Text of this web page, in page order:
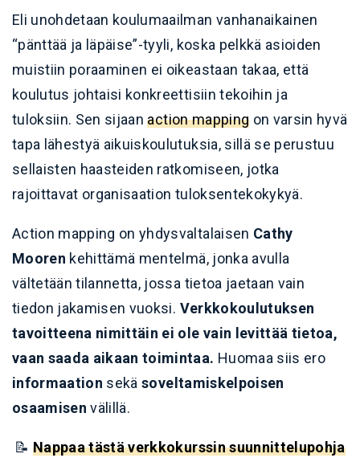
Eli unohdetaan koulumaailman vanhanaikainen
“pänttää ja läpäise”-tyyli, koska pelkkä asioiden
muistiin poraaminen ei oikeastaan takaa, että
koulutus johtaisi konkreettisiin tekoihin ja
tuloksiin. Sen sijaanaction mapping on varsin hyvä
tapa lähestyä aikuiskoulutuksia, sillä se perustuu
sellaisten haasteiden ratkomiseen, jotka
rajoittavat organisaation tuloksentekokykyä.
Action mapping on yhdysvaltalaisen Cathy
Mooren kehittämä mentelmä, jonka avulla
vältetään tilannetta, jossa tietoa jaetaan vain
tiedon jakamisen vuoksi. Verkkokoulutuksen
tavoitteena nimittäin ei ole vain levittää tietoa,
vaan saada aikaan toimintaa. Huomaa siis ero
informaation sekäsoveltamiskelpoisen
osaamisen välillä.
📝Nappaa tästä verkkokurssin suunnittelupohja